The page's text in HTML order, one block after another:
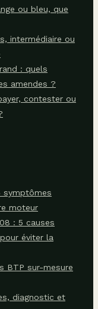
ou bleu, que
intermédiaire ou
: quels
amendes ?
contester ou
symptômes
moteur
: 5 causes
éviter la
BTP sur-mesure
diagnostic et